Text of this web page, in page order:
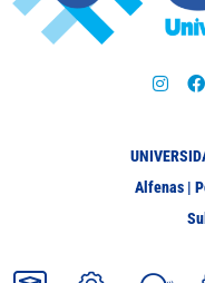
Alfenas |